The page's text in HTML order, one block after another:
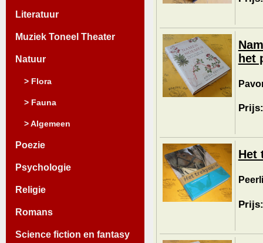
Literatuur
Muziek Toneel Theater
Natuur
> Flora
> Fauna
> Algemeen
Poezie
Psychologie
Religie
Romans
Science fiction en fantasy
het
Het